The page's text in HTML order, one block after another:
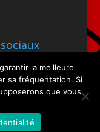
la meilleure
sa fréquentation. Si
que vous